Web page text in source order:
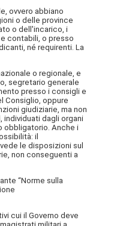
ovvero abbiano
o delle province
o dell'incarico, i
contabili, o presso
né requirenti. La
o regionale, e
segretario generale
presso i consigli e
Consiglio, oppure
giudiziarie, ma non
individuati dagli organi
obbligatorio. Anche i
il
le disposizioni sul
non conseguenti a
“Norme sulla
cui il Governo deve